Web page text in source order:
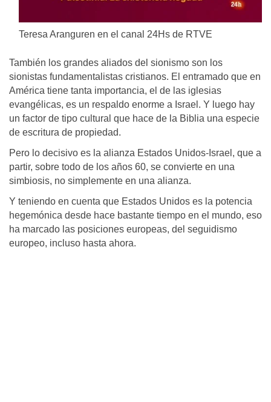
Teresa Aranguren en el canal 24Hs de RTVE
También los grandes aliados del sionismo son los
sionistas fundamentalistas cristianos. El entramado que en
América tiene tanta importancia, el de las iglesias
evangélicas, es un respaldo enorme a Israel. Y luego hay
un factor de tipo cultural que hace de la Biblia una especie
de escritura de propiedad.
Pero lo decisivo es la alianza Estados Unidos-Israel, que a
partir, sobre todo de los años 60, se convierte en una
simbiosis, no simplemente en una alianza.
Y teniendo en cuenta que Estados Unidos es la potencia
hegemónica desde hace bastante tiempo en el mundo, eso
ha marcado las posiciones europeas, del seguidismo
europeo, incluso hasta ahora.